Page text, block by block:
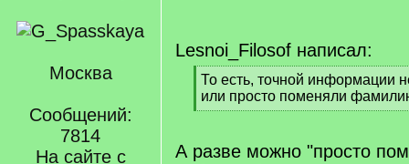
Москва
Сообщений:
7814
На сайте с
Lesnoi_Filosof написал:
[
q
]
То есть, точной информации
или просто поменяли
[
q
А разве можно "просто